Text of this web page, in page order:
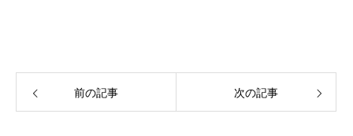
前の記事 次の記事